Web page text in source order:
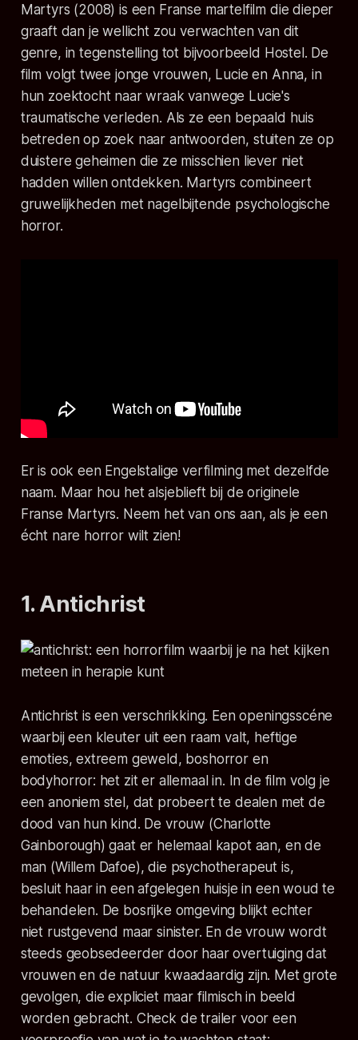
Martyrs (2008) is een Franse martelfilm die dieper
graaft dan je wellicht zou verwachten van dit
genre, in tegenstelling tot bijvoorbeeld Hostel. De
film volgt twee jonge vrouwen, Lucie en Anna, in
hun zoektocht naar wraak vanwege Lucie's
traumatische verleden. Als ze een bepaald huis
betreden op zoek naar antwoorden, stuiten ze op
duistere geheimen die ze misschien liever niet
hadden willen ontdekken. Martyrscombineert
gruwelijkheden met nagelbijtende psychologische
horror.
Er is ook een Engelstalige verfilming met dezelfde
naam. Maar hou het alsjeblieft bij de originele
Franse Martyrs. Neem het van ons aan, als je een
écht nare horror wilt zien!
1. Antichrist
Antichrist is een verschrikking. Een openingsscéne
waarbij een kleuter uit een raam valt, heftige
emoties, extreem geweld, boshorror en
bodyhorror: het zit er allemaal in. In de film volg je
een anoniem stel, dat probeert te dealen met de
dood van hun kind. De vrouw (Charlotte
Gainborough) gaat er helemaal kapot aan, en de
man (Willem Dafoe), die psychotherapeut is,
besluit haar in een afgelegen huisje in een woud te
behandelen. De bosrijke omgeving blijkt echter
niet rustgevend maar sinister. En de vrouw wordt
steeds geobsedeerder door haar overtuiging dat
vrouwen en de natuur kwaadaardig zijn. Met grote
gevolgen, die expliciet maar filmisch in beeld
worden gebracht. Check de trailer voor een